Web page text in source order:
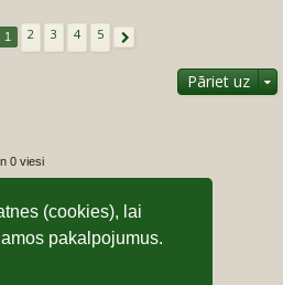
(cookies), lai
pakalpojumus.
1 2 3 4
5
Nākošais
Pāriet uz
0 viesi
forumā